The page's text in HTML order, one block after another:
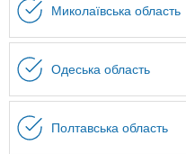
Миколаївська область
Одеська область
Полтавська область